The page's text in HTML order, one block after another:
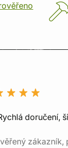
doručení,
zákazník,